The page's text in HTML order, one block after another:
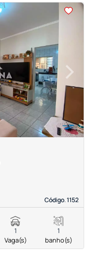
›
Next
Código. 1152
Código. 1152
1
Vaga(s)
1
banho(s)